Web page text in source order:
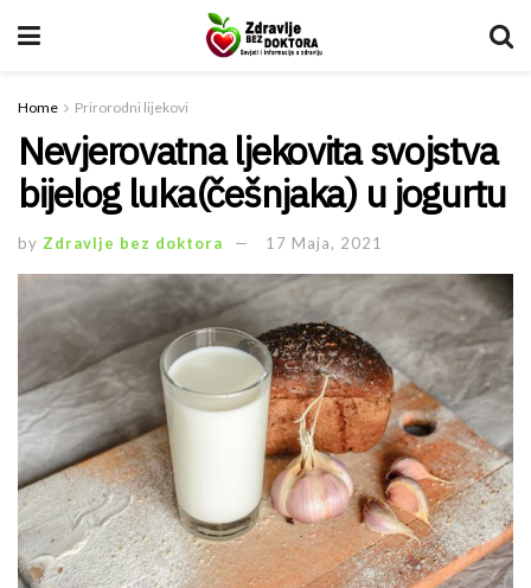
Home Prirorodni lijekovi
Nevjerovatna ljekovita svojstva
bijelog luka(češnjaka) u jogurtu
by Zdravlje bez doktora 17 Maja, 2021